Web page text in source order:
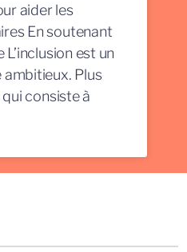
aider les
En soutenant
est un
Plus
consiste à